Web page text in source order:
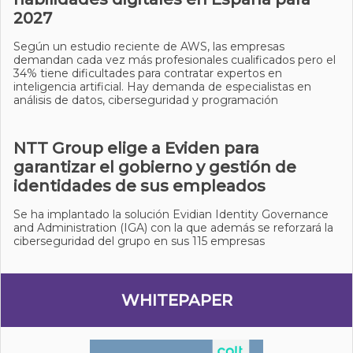
2027
Según un estudio reciente de AWS, las empresas
demandan cada vez más profesionales cualificados pero el
34% tiene dificultades para contratar expertos en
inteligencia artificial. Hay demanda de especialistas en
análisis de datos, ciberseguridad y programación
NTT Group elige a Eviden para
garantizar el gobierno y gestión de
identidades de sus empleados
Se ha implantado la solución Evidian Identity Governance
and Administration (IGA) con la que además se reforzará la
ciberseguridad del grupo en sus 115 empresas
WHITEPAPER